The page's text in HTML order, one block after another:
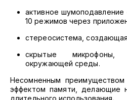
активное
10 режимов через
стереосистема,
скрытые микрофоны,
окружающей среды.
Несомненным
эффектом памяти, делающие
длительного использования.